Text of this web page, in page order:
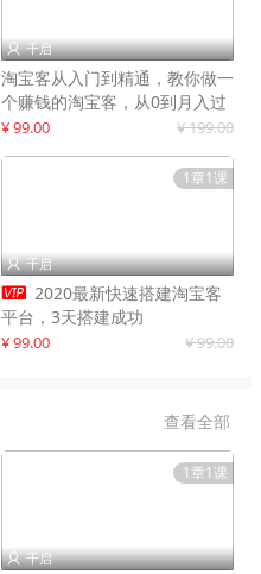
 千启
淘宝客从入门到精通，教你做一
个赚钱的淘宝客，从0到月入过
万
¥ 99.00 ¥ 199.00
1章1课
 千启
 2020最新快速搭建淘宝客
平台，3天搭建成功
¥ 99.00 ¥ 99.00
查看全部
1章1课
 千启